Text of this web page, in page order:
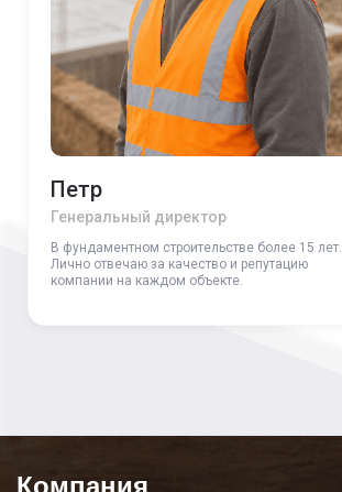
Петр
Генеральный директор
В фундаментном строительстве более 15 лет.
Лично отвечаю за качество и репутацию
компании на каждом объекте.